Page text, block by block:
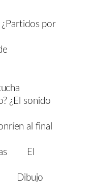
por
¿El sonido
al final
El
Dibujo